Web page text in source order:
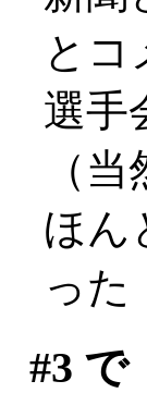
とコ
選手
（
ほん
った
#3 で